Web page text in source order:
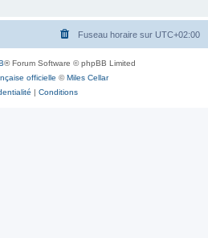
Fuseau horaire sur UTC+02:00
® Forum Software © phpBB Limited
officielle ©Miles Cellar
| Conditions